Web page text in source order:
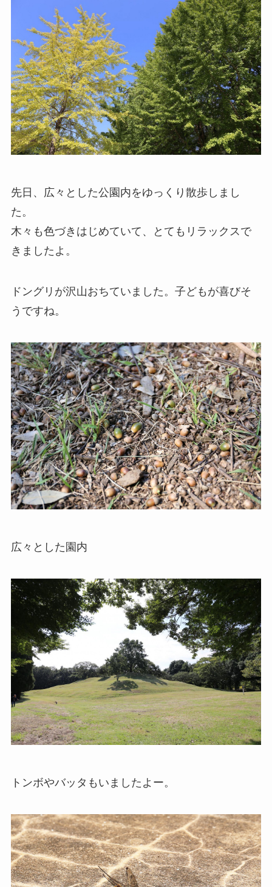
先日、広々とした公園内をゆっくり散歩しまし
た。
木々も色づきはじめていて、とてもリラックスで
きましたよ。
ドングリが沢山おちていました。子どもが喜びそ
うですね。
広々とした園内
トンボやバッタもいましたよー。